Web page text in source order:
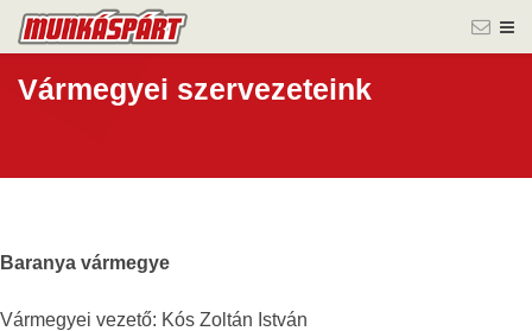
Vármegyei szervezeteink
Baranya vármegye
Vármegyei vezető: Kós Zoltán István